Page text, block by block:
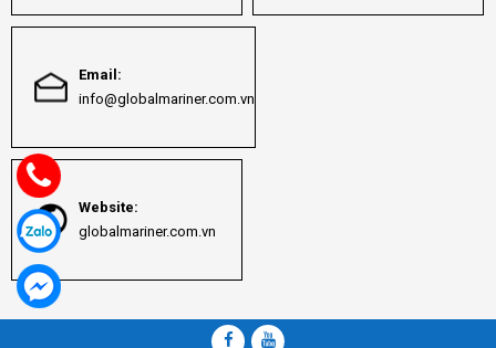
Email:
info@globalmariner.com.vn
Website:
globalmariner.com.vn